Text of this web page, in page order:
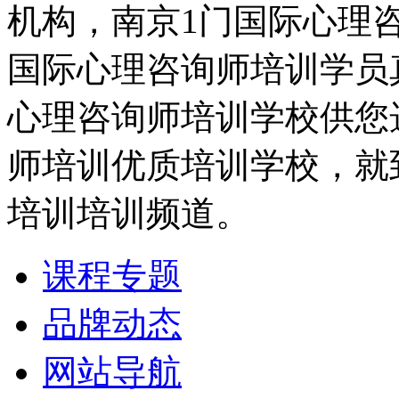
机构，南京1门国际心理
国际心理咨询师培训学
心理咨询师培训学校供
师培训优质培训学校，
培训培训频道。
课程专题
品牌动态
网站导航